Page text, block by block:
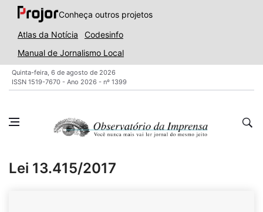
Conheça outros projetos
Atlas da Notícia
Codesinfo
Manual de Jornalismo Local
Quinta-feira, 6 de agosto de 2026
ISSN 1519-7670 - Ano 2026 - nº 1399
Lei 13.415/2017